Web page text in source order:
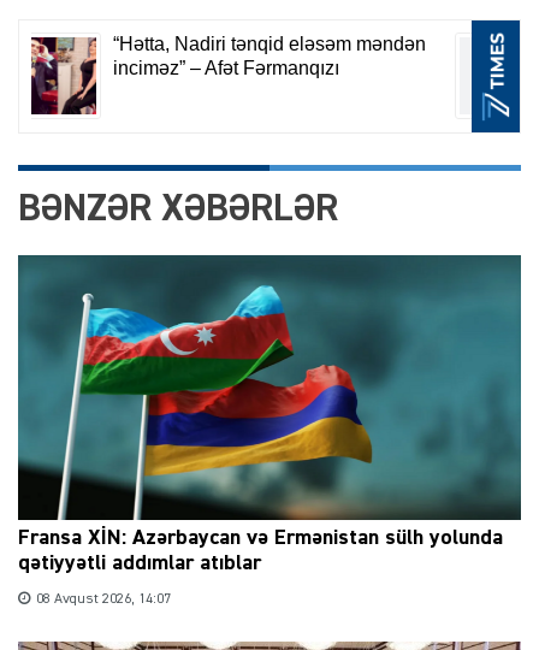
BƏNZƏR XƏBƏRLƏR
Fransa XİN: Azərbaycan və Ermənistan sülh yolunda
qətiyyətli addımlar atıblar
08 Avqust 2026, 14:07